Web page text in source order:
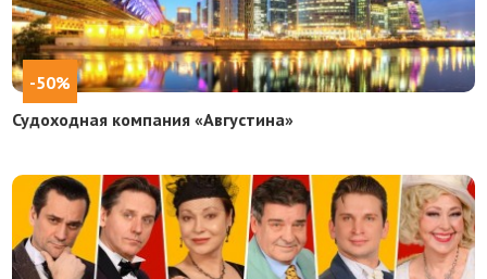
-50%
Судоходная компания «Августина»